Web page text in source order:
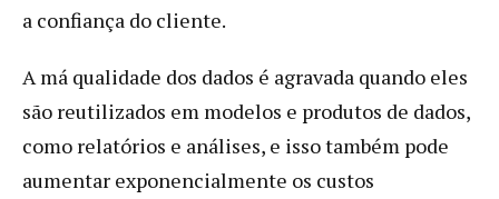
a confiança do cliente.
A má qualidade dos dados é agravada quando eles
são reutilizados em modelos e produtos de dados,
como relatórios e análises, e isso também pode
aumentar exponencialmente os custos